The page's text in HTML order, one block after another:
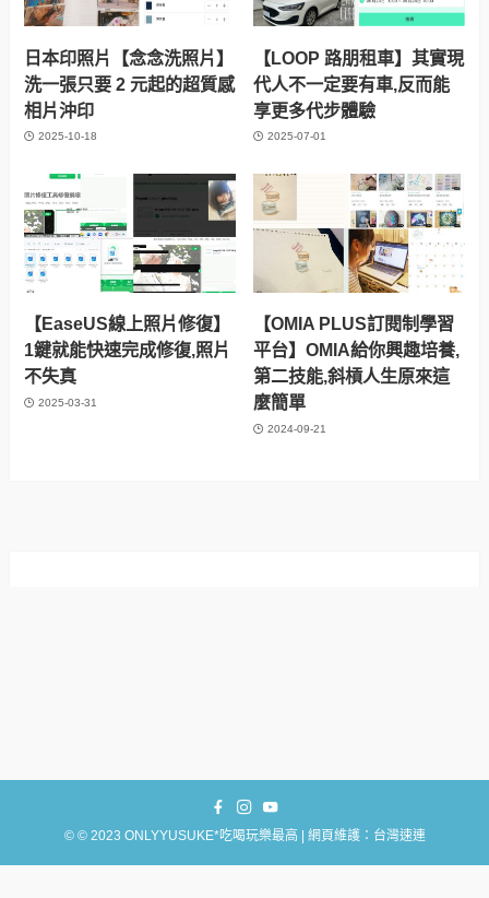
日本印照片【念念洗照片】
洗一張只要 2 元起的超質感
相片沖印
2025-10-18
【LOOP 路朋租車】其實現
代人不一定要有車,反而能
享更多代步體驗
2025-07-01
【EaseUS線上照片修復】
1鍵就能快速完成修復,照片
不失真
2025-03-31
【OMIA PLUS訂閱制學習
平台】OMIA給你興趣培養,
第二技能,斜槓人生原來這
麼簡單
2024-09-21
©© 2023 ONLYYUSUKE*吃喝玩樂最高 | 網頁維護：台灣速連